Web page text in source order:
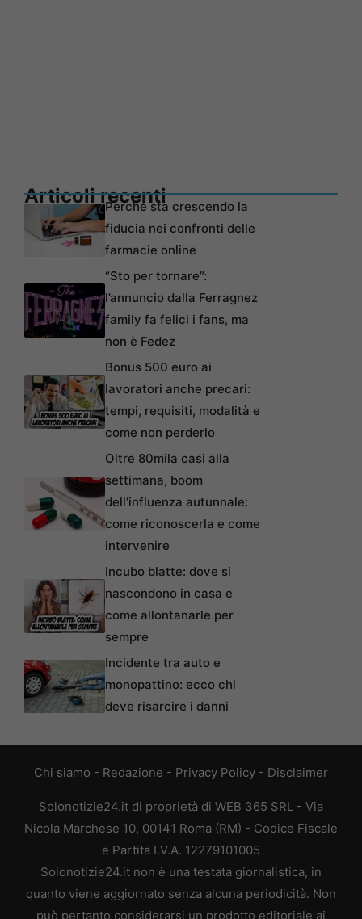
Articoli recentiPerché sta crescendo la
fiducia nei confronti delle
farmacie online
“Sto per tornare”:
l’annuncio dalla Ferragnez
family fa felici i fans, ma
non è Fedez
Bonus 500 euro ai
lavoratori anche precari:
tempi, requisiti, modalità e
come non perderlo
Oltre 80mila casi alla
settimana, boom
dell’influenza autunnale:
come riconoscerla e come
intervenire
Incubo blatte: dove si
nascondono in casa e
come allontanarle per
sempre
Incidente tra auto e
monopattino: ecco chi
deve risarcire i danni
Chi siamo - Redazione - Privacy Policy - Disclaimer
Solonotizie24.it di proprietà di WEB 365 SRL - Via
Nicola Marchese 10, 00141 Roma (RM) - Codice Fiscale
e Partita I.V.A. 12279101005
Solonotizie24.it non è una testata giornalistica, in
quanto viene aggiornato senza alcuna periodicità. Non
può pertanto considerarsi un prodotto editoriale ai